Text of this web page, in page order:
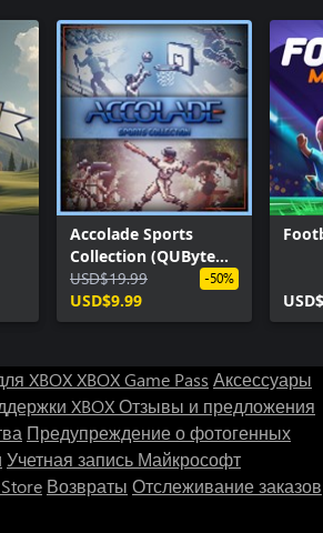
Accolade Sports
Collection (QUByte
Classics)
USD$19.99
USD$9.99
-50%
XBOXXBOX Game Pass Аксессуары
XBOXОтзывы и предложения
Предупреждение о фотогенных
Учетная запись Майкрософт
Возвраты Отслеживание заказов